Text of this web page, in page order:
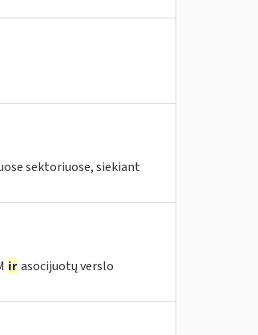
sektoriuose, siekiant
ir asocijuotų verslo